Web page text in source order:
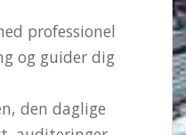
professionel
og guider dig
den daglige